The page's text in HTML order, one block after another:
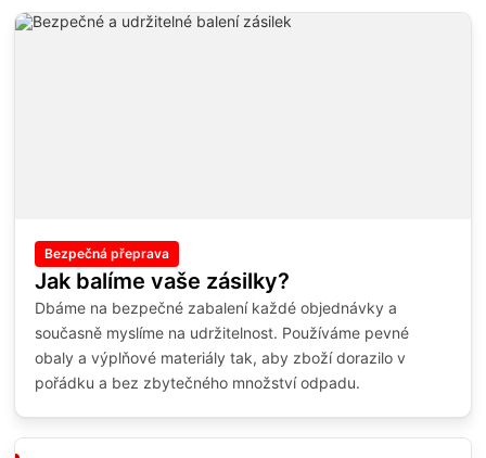
Bezpečná přeprava
Jak balíme vaše zásilky?
Dbáme na bezpečné zabalení každé objednávky a
současně myslíme na udržitelnost. Používáme pevné
obaly a výplňové materiály tak, aby zboží dorazilo v
pořádku a bez zbytečného množství odpadu.